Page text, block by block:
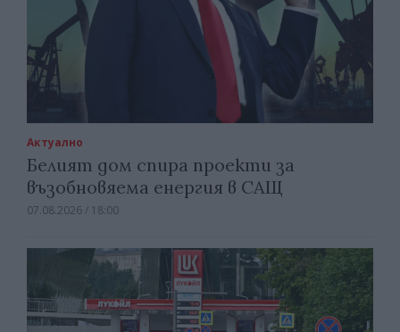
Актуално
Белият дом спира проекти за
възобновяема енергия в САЩ
07.08.2026 / 18:00